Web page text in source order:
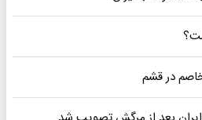
در قشم